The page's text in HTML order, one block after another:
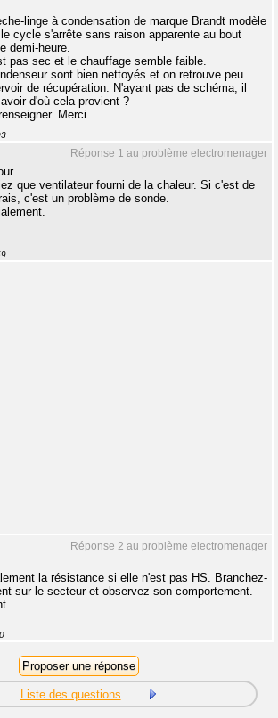
linge à condensation de marque Brandt modèle
cycle s'arrête sans raison apparente au bout
demi-heure.
pas sec et le chauffage semble faible.
sont bien nettoyés et on retrouve peu
de récupération. N'ayant pas de schéma, il
d'où cela provient ?
Merci
Réponse 1 au problème electromenager
que ventilateur fourni de la chaleur. Si c'est de
c'est un problème de sonde.
Réponse 2 au problème electromenager
la résistance si elle n'est pas HS. Branchez-
sur le secteur et observez son comportement.
Liste des questions